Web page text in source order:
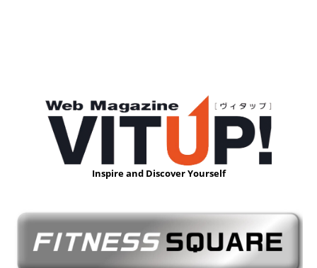
Inspire and Discover Yourself